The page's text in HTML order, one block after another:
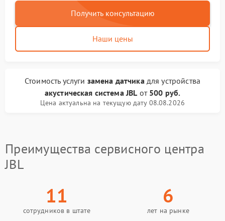
Получить консультацию
Наши цены
Стоимость услуги замена датчикадля устройства
акустическая система JBL от 500 руб.
Цена актуальна на текущую дату 08.08.2026
Преимущества сервисного центра
JBL
11
сотрудников в штате
6
лет на рынке